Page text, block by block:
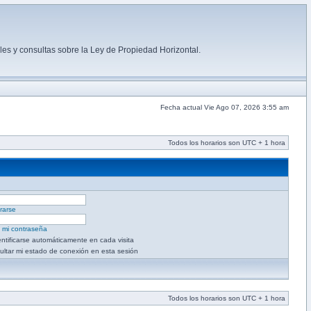
y consultas sobre la Ley de Propiedad Horizontal.
Fecha actual Vie Ago 07, 2026 3:55 am
Todos los horarios son UTC + 1 hora
mi contraseña
automáticamente en cada visita
mi estado de conexión en esta sesión
Todos los horarios son UTC + 1 hora